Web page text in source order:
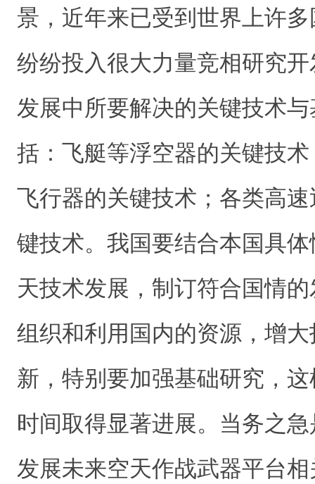
景，近年来已受到世界上许
纷纷投入很大力量竞相研究
发展中所要解决的关键技术
括：飞艇等浮空器的关键技
飞行器的关键技术；各类高
键技术。我国要结合本国具
天技术发展，制订符合国情
组织和利用国内的资源，增
新，特别要加强基础研究，
时间取得显著进展。当务之
发展未来空天作战武器平台